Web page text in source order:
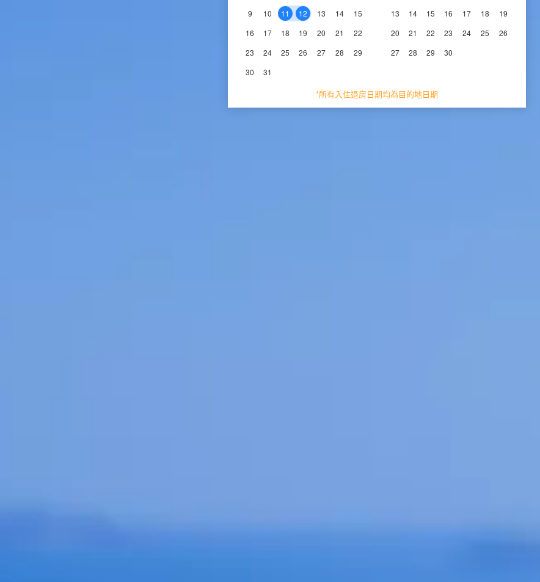
9
10 11 12 13 14
15
16
17 18 19 20 21
22
23
24 25 26 27 28
29
30
31
13
14 15 16 17 18
19
20
21 22 23 24 25
26
27
28 29 30
*所有入住退房日期均為目的地日期